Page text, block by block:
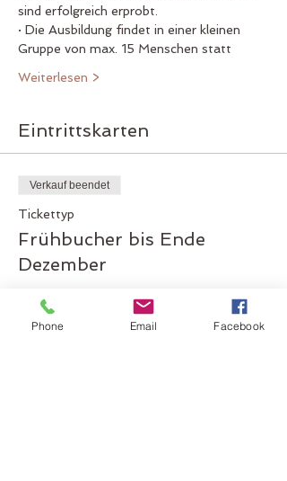
sind erfolgreich erprobt.
· Die Ausbildung findet in einer kleinen
Gruppe von max. 15 Menschen statt
Weiterlesen >
Eintrittskarten
Verkauf beendet
Tickettyp
Frühbucher bis Ende
Dezember
Mehr Infos
Preis
Phone Email Facebook